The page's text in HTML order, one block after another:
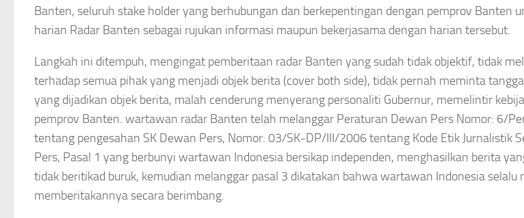
Banten, seluruh stake holder yang berhubungan dan berkepentingan dengan pemprov Banten
harian Radar Banten sebagai rujukan informasi maupun bekerjasama dengan harian tersebut.
Langkah ini ditempuh, mengingat pemberitaan radar Banten yang sudah tidak objektif, tidak
terhadap semua pihak yang menjadi objek berita (cover both side), tidak pernah meminta
yang dijadikan objek berita, malah cenderung menyerang personaliti Gubernur, memelintir
pemprov Banten. wartawan radar Banten telah melanggar Peraturan Dewan Pers Nomor: 6/
tentang pengesahan SK Dewan Pers, Nomor: 03/SK-DP/III/2006 tentang Kode Etik Jurnalistik
Pers, Pasal 1 yang berbunyi wartawan Indonesia bersikap independen, menghasilkan berita
tidak beritikad buruk, kemudian melanggar pasal 3 dikatakan bahwa wartawan Indonesia selalu
memberitakannya secara berimbang.